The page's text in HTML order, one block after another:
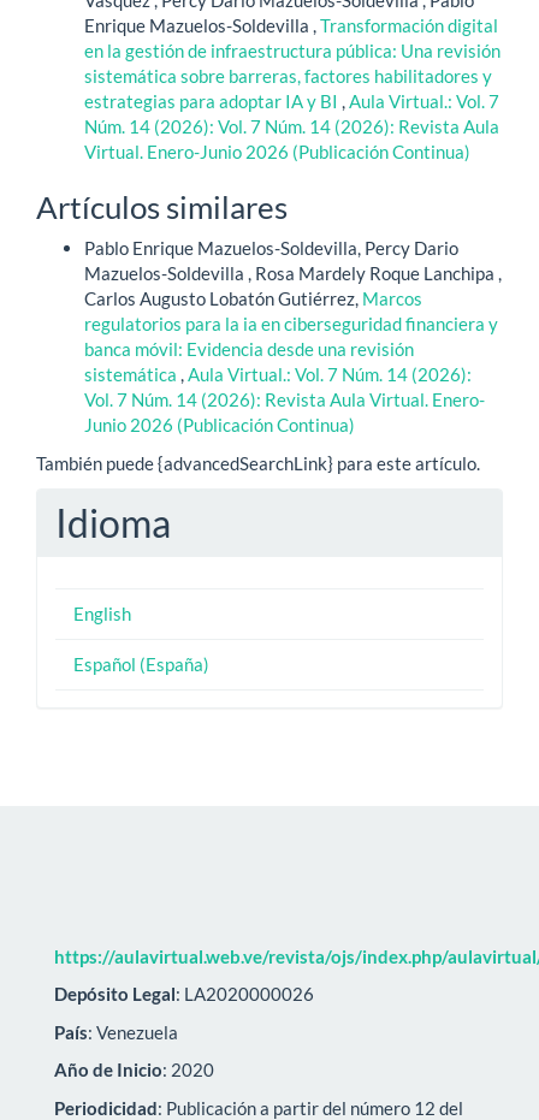
Enrique Mazuelos-Soldevilla ,Transformación digital
en la gestión de infraestructura pública: Una revisión
sistemática sobre barreras, factores habilitadores y
estrategias para adoptar IA y BI ,Aula Virtual.: Vol. 7
Núm. 14 (2026): Vol. 7 Núm. 14 (2026): Revista Aula
Virtual. Enero-Junio 2026 (Publicación Continua)
Artículos similares
Pablo Enrique Mazuelos-Soldevilla, Percy Dario
Mazuelos-Soldevilla , Rosa Mardely Roque Lanchipa ,
Carlos Augusto Lobatón Gutiérrez, Marcos
regulatorios para la ia en ciberseguridad financiera y
banca móvil: Evidencia desde una revisión
sistemática ,Aula Virtual.: Vol. 7 Núm. 14 (2026):
Vol. 7 Núm. 14 (2026): Revista Aula Virtual. Enero-
Junio 2026 (Publicación Continua)
También puede {advancedSearchLink} para este artículo.
Idioma
English
Español (España)
https://aulavirtual.web.ve/revista/ojs/index.php/
Depósito Legal: LA2020000026
País: Venezuela
Año de Inicio: 2020
Periodicidad: Publicación a partir del número 12 del